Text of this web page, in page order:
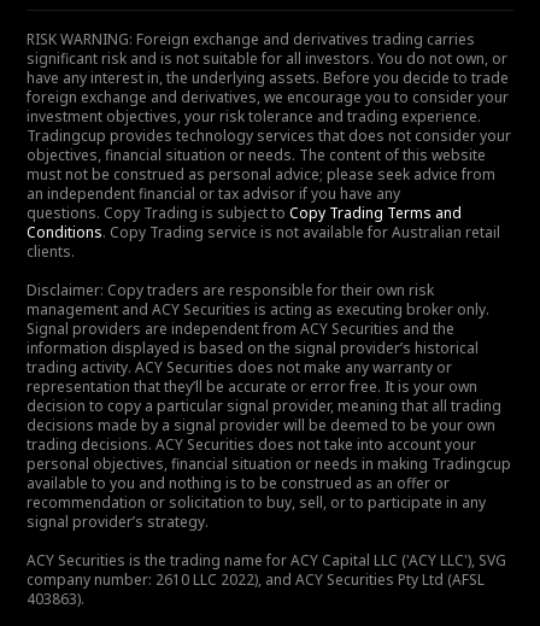
RISK WARNING: Foreign exchange and derivatives trading carries
significant risk and is not suitable for all investors. You do not own, or
have any interest in, the underlying assets. Before you decide to trade
foreign exchange and derivatives, we encourage you to consider your
investment objectives, your risk tolerance and trading experience.
Tradingcup provides technology services that does not consider your
objectives, financial situation or needs. The content of this website
must not be construed as personal advice; please seek advice from
an independent financial or tax advisor if you have any
questions. Copy Trading is subject to Copy Trading Terms and
Conditions. Copy Trading service is not available for Australian retail
clients.
Disclaimer: Copy traders are responsible for their own risk
management and ACY Securities is acting as executing broker only.
Signal providers are independent from ACY Securities and the
information displayed is based on the signal provider’s historical
trading activity. ACY Securities does not make any warranty or
representation that they’ll be accurate or error free. It is your own
decision to copy a particular signal provider, meaning that all trading
decisions made by a signal provider will be deemed to be your own
trading decisions. ACY Securities does not take into account your
personal objectives, financial situation or needs in making Tradingcup
available to you and nothing is to be construed as an offer or
recommendation or solicitation to buy, sell, or to participate in any
signal provider’s strategy.
ACY Securities is the trading name for ACY Capital LLC ('ACY LLC'), SVG
company number: 2610 LLC 2022), and ACY Securities Pty Ltd (AFSL
403863).